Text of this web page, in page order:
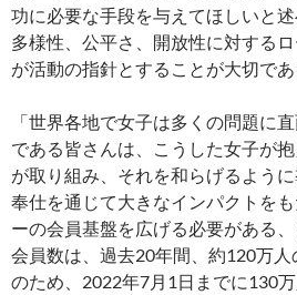
功に必要な手段を与えてほしいと述
多様性、公平さ、開放性に対する
が活動の指針とすることが大切であ
「世界各地で女子は多くの問題に
である皆さんは、こうした女子が
が取り組み、それを和らげるように
奉仕を通じて大きなインパクトを
ーの会員基盤を広げる必要がある
会員数は、過去20年間、約120万人
のため、2022年7月1日までに130